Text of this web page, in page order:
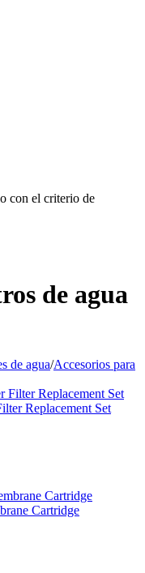
con el criterio de
de agua
de agua/Accesorios para
Replacement Set
Cartridge